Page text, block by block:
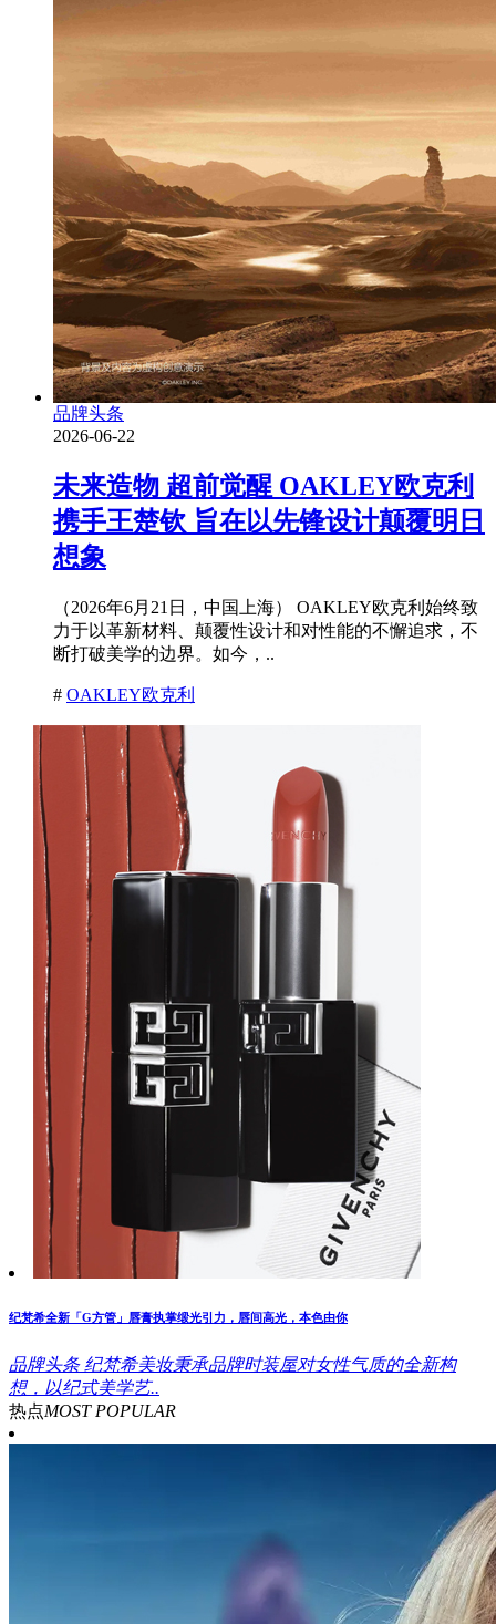
品牌头条
2026-06-22
未来造物 超前觉醒 OAKLEY欧克利
携手王楚钦 旨在以先锋设计颠覆明日
想象
（2026年6月21日，中国上海） OAKLEY欧克利始终致
力于以革新材料、颠覆性设计和对性能的不懈追求，不
断打破美学的边界。如今，..
# OAKLEY欧克利
纪梵希全新「G方管」唇膏执掌缎光引力，唇间高光，本色由你
品牌头条 纪梵希美妆秉承品牌时装屋对女性气质的全新构
想，以纪式美学艺..
热点MOST POPULAR